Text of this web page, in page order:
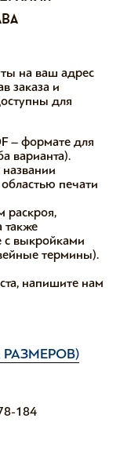
на ваш адрес
заказа и
для
– формате для
варианта).
печати
раскроя,
также
с выкройками
термины).
напишите нам
184